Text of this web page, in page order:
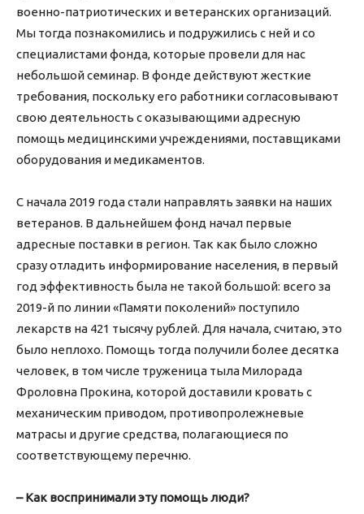
военно-патриотических и ветеранских организаций.
Мы тогда познакомились и подружились с ней и со
специалистами фонда, которые провели для нас
небольшой семинар. В фонде действуют жесткие
требования, поскольку его работники согласовывают
свою деятельность с оказывающими адресную
помощь медицинскими учреждениями, поставщиками
оборудования и медикаментов.
С начала 2019 года стали направлять заявки на наших
ветеранов. В дальнейшем фонд начал первые
адресные поставки в регион. Так как было сложно
сразу отладить информирование населения, в первый
год эффективность была не такой большой: всего за
2019-й по линии «Памяти поколений» поступило
лекарств на 421 тысячу рублей. Для начала, считаю, это
было неплохо. Помощь тогда получили более десятка
человек, в том числе труженица тыла Милорада
Фроловна Прокина, которой доставили кровать с
механическим приводом, противопролежневые
матрасы и другие средства, полагающиеся по
соответствующему перечню.
– Как воспринимали эту помощь люди?